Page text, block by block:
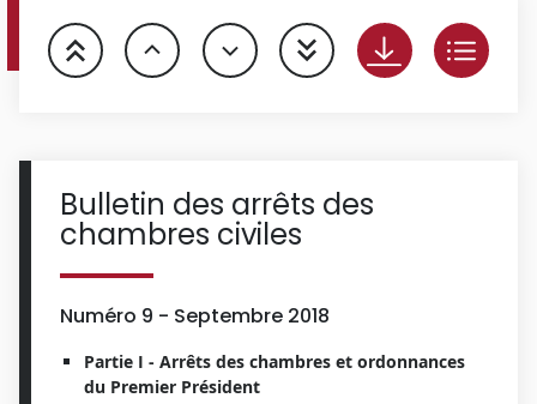
Bulletin des arrêts des
chambres civiles
Numéro 9 - Septembre 2018
Partie I - Arrêts des chambres et ordonnances
du Premier Président